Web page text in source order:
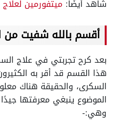
شاهد أيضًا: ميتفورمين
أقسم بالله شفيت من
بعد كرح تجربتي في علاج
هذا القسم قد أقر به
السكرى، والحقيقة هناك
الموضوع ينبغي معرفتها
وهي:-